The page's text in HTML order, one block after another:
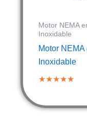
Motor NEMA
Inoxidable
Motor NEMA
Inoxidable
★★★★★